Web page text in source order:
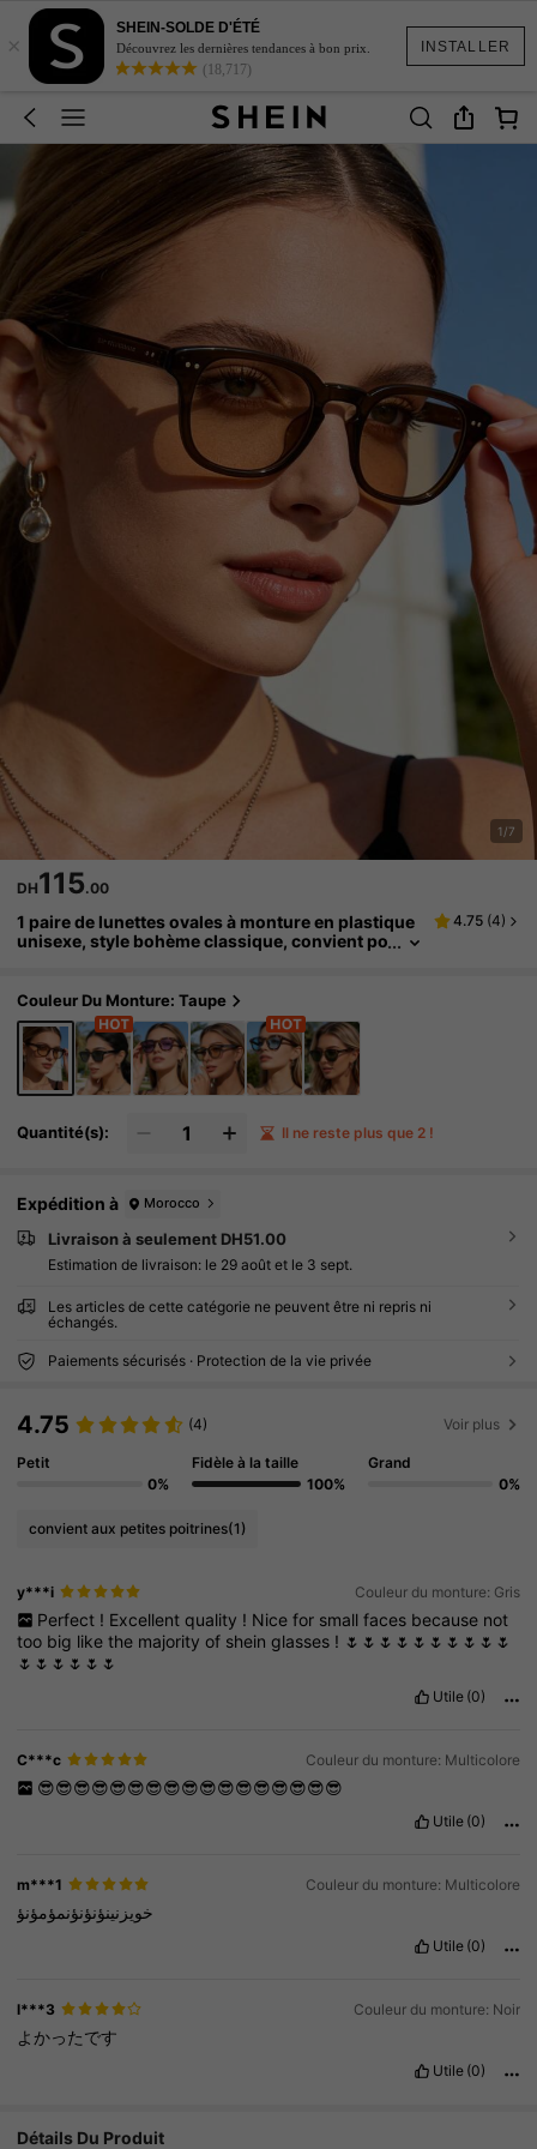
INSTALLER
×
SHEIN-SOLDE D'ÉTÉ
Découvrez les dernières tendances à bon prix.
(18,717)
1/7
DH115.00
1 paire de lunettes ovales à monture en plastique
unisexe, style bohème classique, convient po
cances, les sports, la pêche, les activités de plein
air, les tenues de rue
4.75 (4)
Couleur Du Monture: Taupe
Quantité(s): Il ne reste plus que 2 !
Expédition à Morocco
Livraison à seulement DH51.00
Estimation de livraison: le 29 août et le 3 sept.
Les articles de cette catégorie ne peuvent être ni repris ni
échangés.
Paiements sécurisés · Protection de la vie privée
4.75 (4) Voir plus
Petit
0%
Fidèle à la taille
100%
Grand
0%
convient aux petites poitrines(1)
y***i Couleur du monture: Gris
Perfect ! Excellent quality ! Nice for small faces because not
too big likethe majorityof sheinglasses ! 🌷🌷🌷🌷🌷🌷🌷🌷🌷🌷
🌷🌷🌷🌷🌷🌷
Utile (0)
C***c Couleur du monture: Multicolore
😎😎😎😎😎😎😎😎😎😎😎😎😎😎😎😎😎
Utile (0)
m***1 Couleur du monture: Multicolore
خويزنينؤنؤنؤنمؤمؤنؤ
Utile (0)
l***3 Couleur du monture: Noir
よかったです
Utile (0)
Détails Du Produit